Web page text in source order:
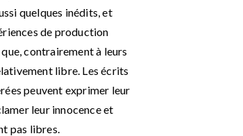
quelques inédits, et
de production
contrairement à leurs
libre. Les écrits
peuvent exprimer leur
leur innocence et
pas libres.